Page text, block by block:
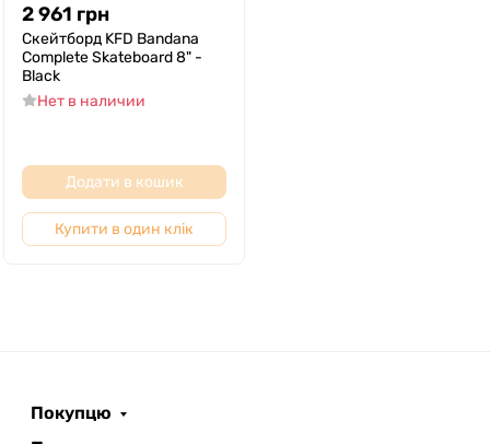
2 961 грн
Скейтборд KFD Bandana
Complete Skateboard 8" -
Black
Нет в наличии
Додати в кошик
Купити в один клік
Покупцю